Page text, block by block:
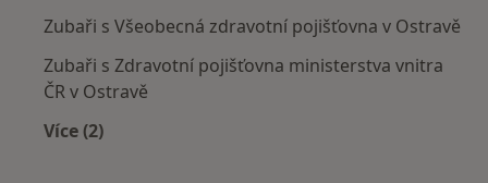
Zubaři s Všeobecná zdravotní pojišťovna v Ostravě
Zubaři s Zdravotní pojišťovna ministerstva vnitra
ČR v Ostravě
Více (2)